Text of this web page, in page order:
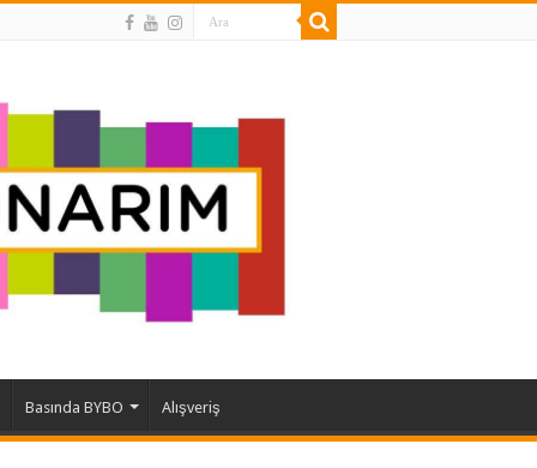
Basında BYBO Alışveriş